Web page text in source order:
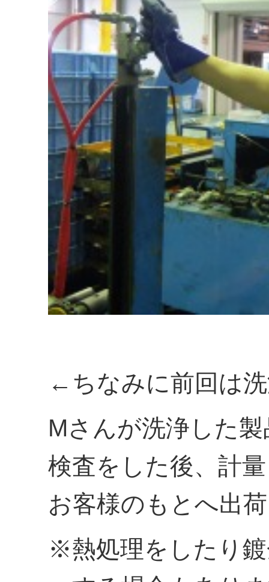
←ちなみに前回は
Mさんが洗浄した
検査をした後、計
お客様のもとへ出
※熱処理をしたり